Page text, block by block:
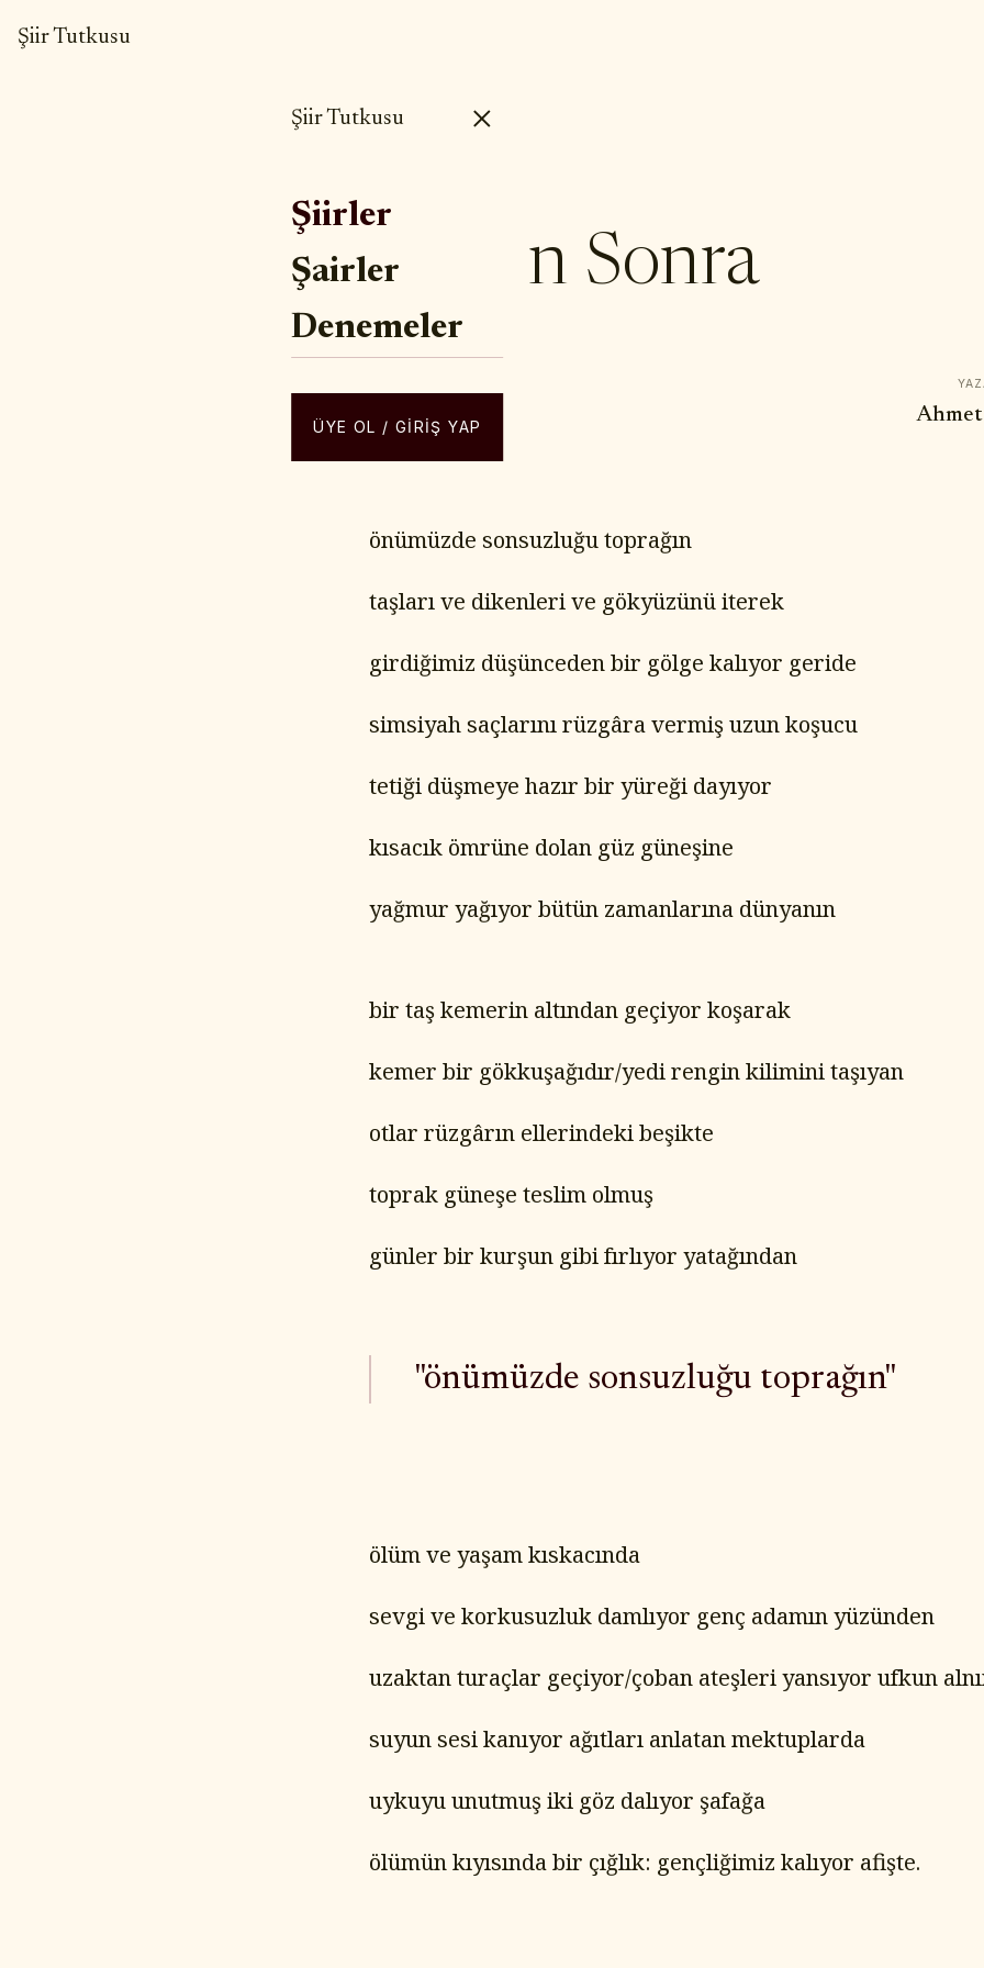
Şiir Tutkusu
Şiir Tutkusu
Şiirler
Şairler
Denemeler
ÜYE OL / GIRIŞ YAP
Sizden Sonra
önümüzde sonsuzluğu toprağın
taşları ve dikenleri ve gökyüzünü iterek
girdiğimiz düşünceden bir gölge kalıyor geride
simsiyah saçlarını rüzgâra vermiş uzun koşucu
tetiği düşmeye hazır bir yüreği dayıyor
kısacık ömrüne dolan güz güneşine
yağmur yağıyor bütün zamanlarına dünyanın
bir taş kemerin altından geçiyor koşarak
kemer bir gökkuşağıdır/yedi rengin kilimini taşıyan
otlar rüzgârın ellerindeki beşikte
toprak güneşe teslim olmuş
günler bir kurşun gibi fırlıyor yatağından
"önümüzde sonsuzluğu toprağın"
ölüm ve yaşam kıskacında
sevgi ve korkusuzluk damlıyor genç adamın yüzünden
uzaktan turaçlar geçiyor/çoban ateşleri yansıyor ufkun
suyun sesi kanıyor ağıtları anlatan mektuplarda
uykuyu unutmuş iki göz dalıyor şafağa
ölümün kıyısında bir çığlık: gençliğimiz kalıyor afişte.